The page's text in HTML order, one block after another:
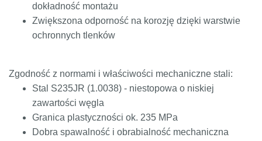
dokładność montażu
Zwiększona odporność na korozję dzięki warstwie
ochronnych tlenków
Zgodność z normami i właściwości mechaniczne stali:
Stal S235JR (1.0038) - niestopowa o niskiej
zawartości węgla
Granica plastyczności ok. 235 MPa
Dobra spawalność i obrabialność mechaniczna